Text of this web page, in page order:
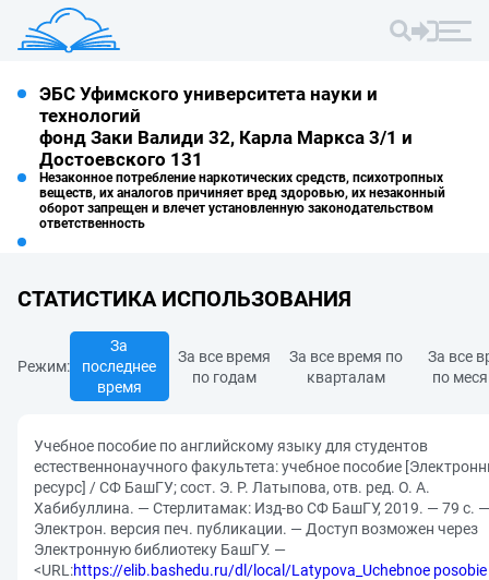
ЭБС Уфимского университета науки и
технологий
фонд Заки Валиди 32, Карла Маркса 3/1 и
Достоевского 131
Незаконное потребление наркотических средств, психотропных
веществ, их аналогов причиняет вред здоровью, их незаконный
оборот запрещен и влечет установленную законодательством
ответственность
СТАТИСТИКА ИСПОЛЬЗОВАНИЯ
Режим:
За
последнее
время
За все время
по годам
За все время по
кварталам
За все
по
Учебное пособие по английскому языку для студентов
естественнонаучного факультета: учебное пособие
ресурс] / СФ БашГУ; сост. Э. Р. Латыпова, отв. ред. О. А.
Хабибуллина. — Стерлитамак: Изд-во СФ БашГУ, 2019. — 79 с. —
Электрон. версия печ. публикации. — Доступ возможен через
Электронную библиотеку БашГУ. —
<URL:https://elib.bashedu.ru/dl/local/Latypova_Uchebnoe posobie